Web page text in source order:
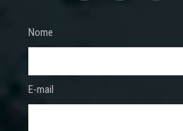
Nome
E-mail